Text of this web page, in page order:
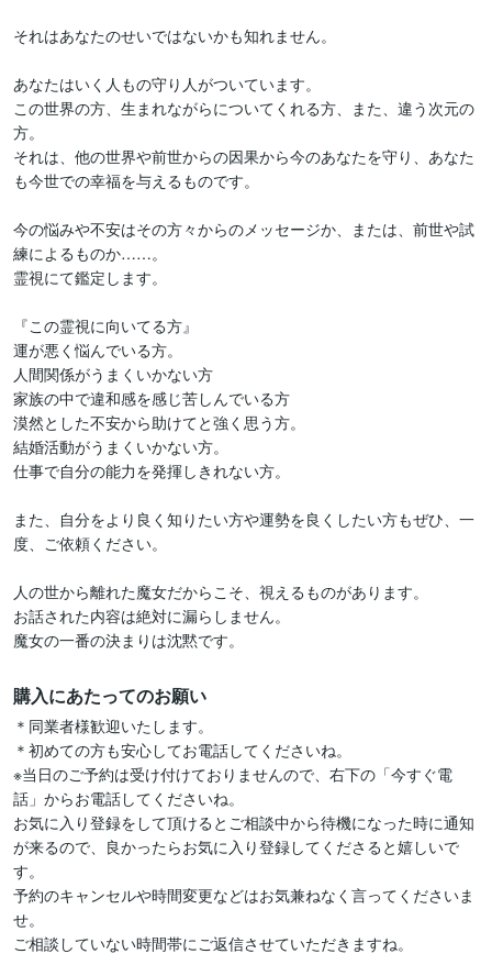
それはあなたのせいではないかも知れません。
あなたはいく人もの守り人がついています。
この世界の方、生まれながらについてくれる方、また、違う次元の
方。
それは、他の世界や前世からの因果から今のあなたを守り、あなた
も今世での幸福を与えるものです。
今の悩みや不安はその方々からのメッセージか、または、前世や試
練によるものか……。
霊視にて鑑定します。
『この霊視に向いてる方』
運が悪く悩んでいる方。
人間関係がうまくいかない方
家族の中で違和感を感じ苦しんでいる方
漠然とした不安から助けてと強く思う方。
結婚活動がうまくいかない方。
仕事で自分の能力を発揮しきれない方。
また、自分をより良く知りたい方や運勢を良くしたい方もぜひ、一
度、ご依頼ください。
人の世から離れた魔女だからこそ、視えるものがあります。
お話された内容は絶対に漏らしません。
購入にあたってのお願い
＊同業者様歓迎いたします。
＊初めての方も安心してお電話してくださいね。
※当日のご予約は受け付けておりませんので、右下の「今すぐ電
話」からお電話してくださいね。
お気に入り登録をして頂けるとご相談中から待機になった時に通知
が来るので、良かったらお気に入り登録してくださると嬉しいで
す。
予約のキャンセルや時間変更などはお気兼ねなく言ってくださいま
せ。
ご相談していない時間帯にご返信させていただきますね。